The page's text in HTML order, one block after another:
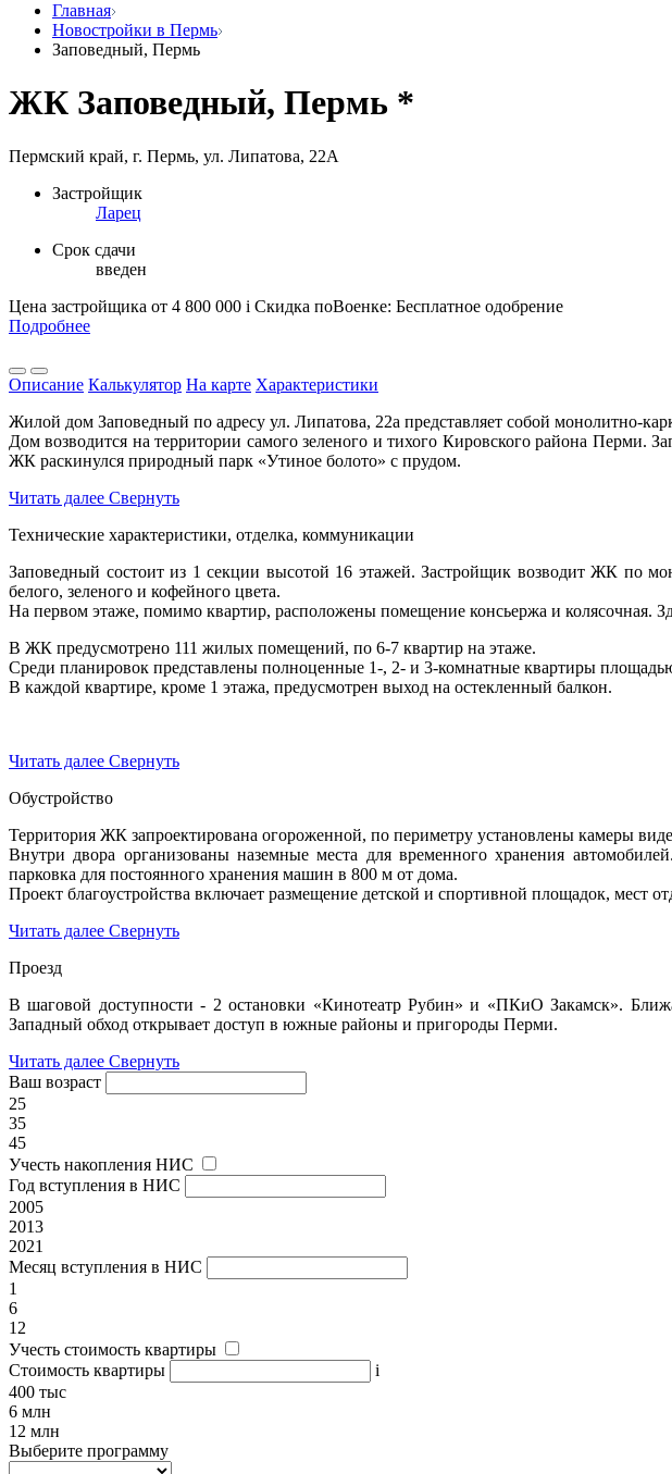
Главная
Новостройки в Пермь
Заповедный, Пермь
ЖК Заповедный, Пермь *
Пермский край, г. Пермь, ул. Липатова, 22А
Застройщик
Ларец
Срок сдачи
введен
Цена застройщика от 4 800 000 i Скидка поВоенке: Бесплатное одобрение
Подробнее
Описание Калькулятор На карте Характеристики
Жилой дом Заповедный по адресу ул. Липатова, 22а представляет собой монолитно-
Дом возводится на территории самого зеленого и тихого Кировского района
ЖК раскинулся природный парк «Утиное болото» с прудом.
Читать далее Свернуть
Технические характеристики, отделка, коммуникации
Заповедный состоит из 1 секции высотой 16 этажей. Застройщик возводит ЖК по
белого, зеленого и кофейного цвета.
На первом этаже, помимо квартир, расположены помещение консьержа и колясочная.
В ЖК предусмотрено 111 жилых помещений, по 6-7 квартир на этаже.
Среди планировок представлены полноценные 1-, 2- и 3-комнатные квартиры
В каждой квартире, кроме 1 этажа, предусмотрен выход на остекленный балкон.
Читать далее Свернуть
Обустройство
Территория ЖК запроектирована огороженной, по периметру установлены камеры
Внутри двора организованы наземные места для временного хранения
парковка для постоянного хранения машин в 800 м от дома.
Проект благоустройства включает размещение детской и спортивной площадок,
Читать далее Свернуть
Проезд
В шаговой доступности - 2 остановки «Кинотеатр Рубин» и «ПКиО Закамск».
Западный обход открывает доступ в южные районы и пригороды Перми.
Читать далее Свернуть
Ваш возраст
25
35
45
Учесть накопления НИС
Год вступления в НИС
2005
2013
2021
Месяц вступления в НИС
1
6
12
Учесть стоимость квартиры
Стоимость квартиры
i
400 тыс
6 млн
12 млн
Выберите программу